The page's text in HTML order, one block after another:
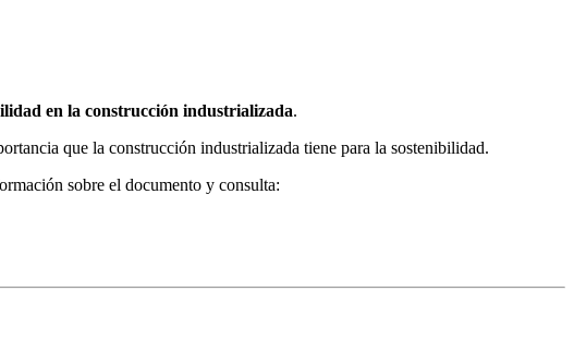
en la construcción industrializada.
que la construcción industrializada tiene para la sostenibilidad.
sobre el documento y consulta: